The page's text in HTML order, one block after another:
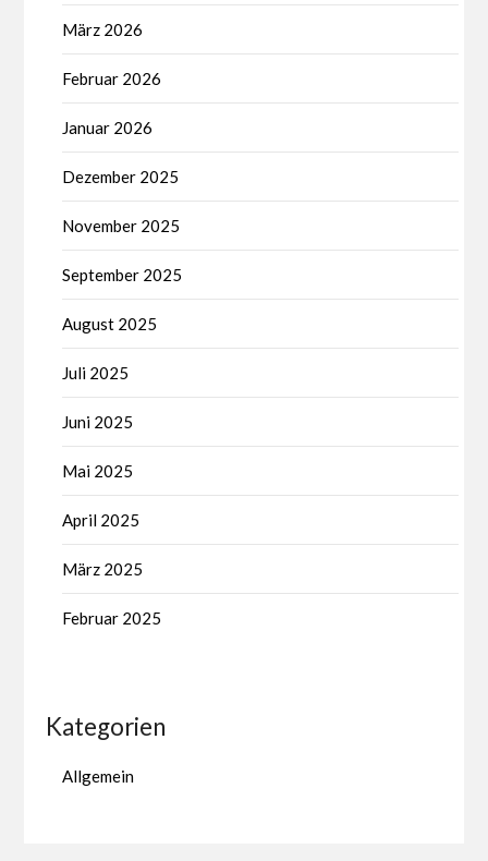
März 2026
Februar 2026
Januar 2026
Dezember 2025
November 2025
September 2025
August 2025
Juli 2025
Juni 2025
Mai 2025
April 2025
März 2025
Februar 2025
Kategorien
Allgemein